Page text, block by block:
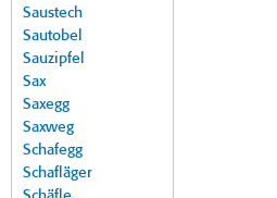
Saustech
Sautobel
Sauzipfel
Sax
Saxegg
Saxweg
Schafegg
Schafläger